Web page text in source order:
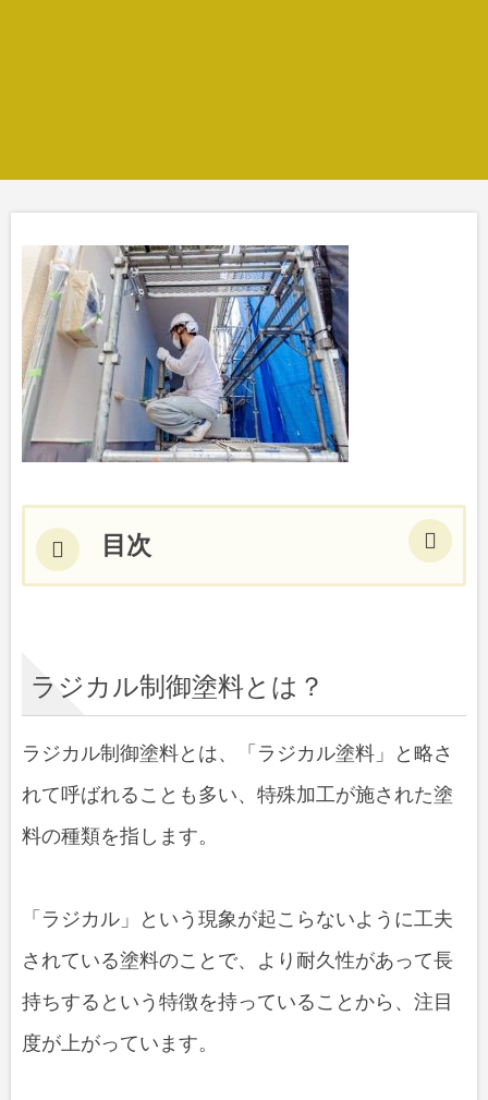
目次
で強い塗料を作る
トとは？
ラジカル制御塗料とは？
ラジカル制御塗料とは、「ラジカル塗料」と略さ
れて呼ばれることも多い、特殊加工が施された塗
料の種類を指します。
「ラジカル」という現象が起こらないように工夫
されている塗料のことで、より耐久性があって長
持ちするという特徴を持っていることから、注目
度が上がっています。